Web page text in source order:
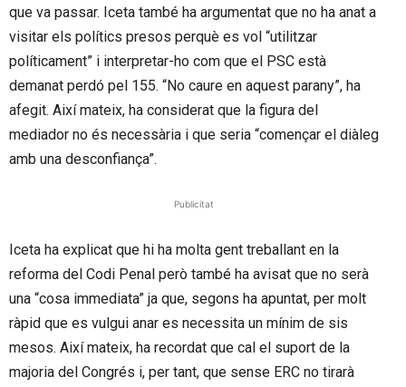
que va passar. Iceta també ha argumentat que no ha anat a
visitar els polítics presos perquè es vol “utilitzar
políticament” i interpretar-ho com que el PSC està
demanat perdó pel 155. “No caure en aquest parany”, ha
afegit. Així mateix, ha considerat que la figura del
mediador no és necessària i que seria “començar el diàleg
amb una desconfiança”.
Publicitat
Iceta ha explicat que hi ha molta gent treballant en la
reforma del Codi Penal però també ha avisat que no serà
una “cosa immediata” ja que, segons ha apuntat, per molt
ràpid que es vulgui anar es necessita un mínim de sis
mesos. Així mateix, ha recordat que cal el suport de la
majoria del Congrés i, per tant, que sense ERC no tirarà